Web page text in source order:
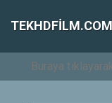
TEKHDFILM.COM